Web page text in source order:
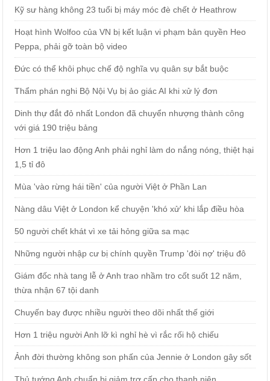
Kỹ sư hàng không 23 tuổi bị máy móc đè chết ở Heathrow
Hoạt hình Wolfoo của VN bị kết luận vi phạm bản quyền Heo
Peppa, phải gỡ toàn bộ video
Đức có thể khôi phục chế độ nghĩa vụ quân sự bắt buộc
Thẩm phán nghi Bộ Nội Vụ bị ảo giác AI khi xử lý đơn
Dinh thự đắt đỏ nhất London đã chuyển nhượng thành công
với giá 190 triệu bảng
Hơn 1 triệu lao động Anh phải nghỉ làm do nắng nóng, thiệt hại
1,5 tỉ đô
Mùa 'vào rừng hái tiền' của người Việt ở Phần Lan
Nàng dâu Việt ở London kể chuyện 'khó xử' khi lắp điều hòa
50 người chết khát vì xe tải hỏng giữa sa mạc
Những người nhập cư bị chính quyền Trump 'đòi nợ' triệu đô
Giám đốc nhà tang lễ ở Anh trao nhầm tro cốt suốt 12 năm,
thừa nhận 67 tội danh
Chuyến bay được nhiều người theo dõi nhất thế giới
Hơn 1 triệu người Anh lỡ kì nghỉ hè vì rắc rối hộ chiếu
Ảnh đời thường không son phấn của Jennie ở London gây sốt